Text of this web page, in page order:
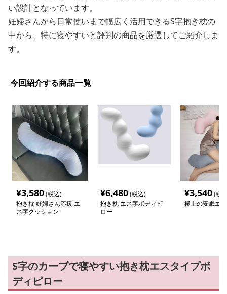
い設計となっています。
妊婦さんから日常使いまで幅広く活用できるS字抱き枕の
中から、特に寝やすいと評判の商品を厳選してご紹介しま
す。
今回紹介する商品一覧
¥3,580(税込)
抱き枕 妊婦さん応援 エ
ス字クッション
¥6,480(税込)
抱き枕 エス字ボディピ
ロー
¥3,540(税
極上の安眠エ
S字のカーブで寝やすい抱き枕エスタイプボ
ディピロー